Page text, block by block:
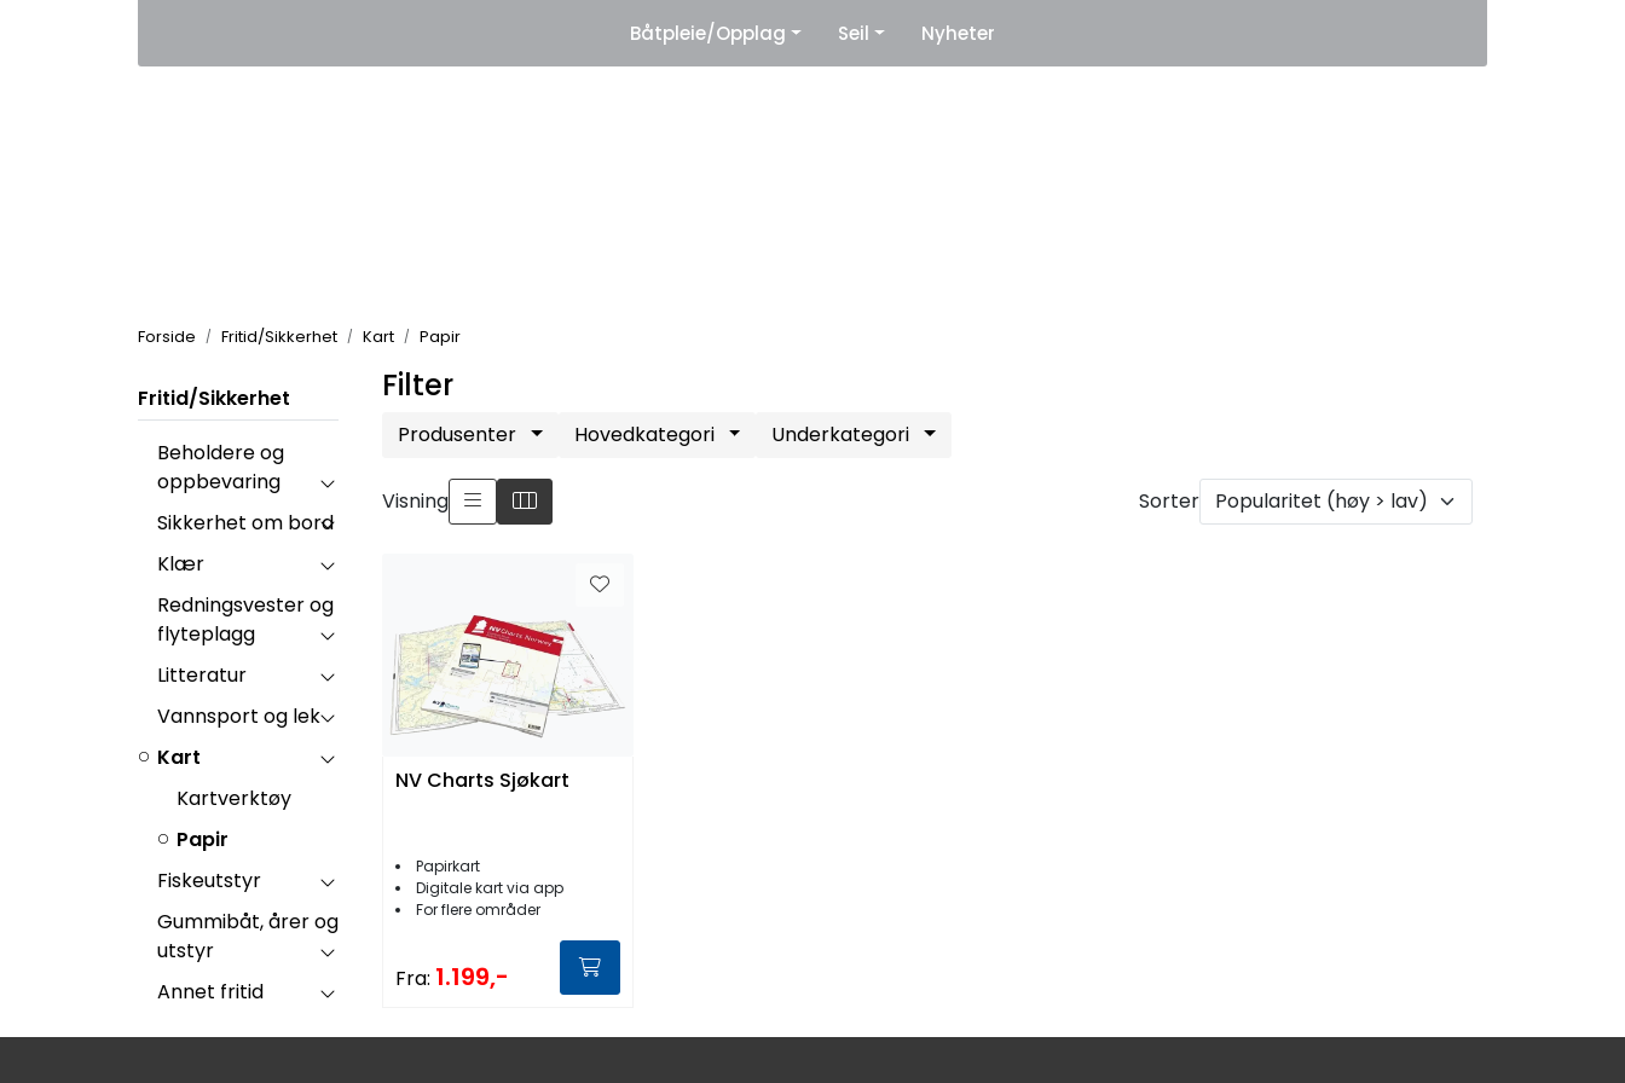
Leverandører
Båtpleie/Opplag Seil Nyheter
Forside Fritid/Sikkerhet Kart Papir
Fritid/Sikkerhet
Beholdere og
oppbevaring
Sikkerhet om bord
Klær
Redningsvester og
flyteplagg
Litteratur
Vannsport og lek
Kart
Kartverktøy
Papir
Fiskeutstyr
Gummibåt, årer og
utstyr
Annet fritid
Filter
Produsenter Hovedkategori Underkategori
Visning Sorter
NV Charts Sjøkart
Papirkart
Digitale kart via app
For flere områder
Fra: 1.199,-